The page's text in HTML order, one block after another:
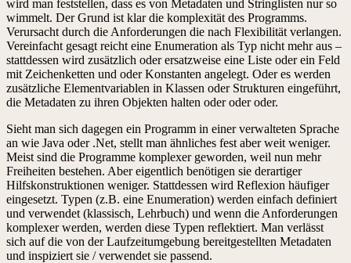
wird man feststellen, dass es von Metadaten und Stringlisten nur so
wimmelt. Der Grund ist klar die komplexität des Programms.
Verursacht durch die Anforderungen die nach Flexibilität verlangen.
Vereinfacht gesagt reicht eine Enumeration als Typ nicht mehr aus –
stattdessen wird zusätzlich oder ersatzweise eine Liste oder ein Feld
mit Zeichenketten und oder Konstanten angelegt. Oder es werden
zusätzliche Elementvariablen in Klassen oder Strukturen eingeführt,
die Metadaten zu ihren Objekten halten oder oder oder.
Sieht man sich dagegen ein Programm in einer verwalteten Sprache
an wie Java oder .Net, stellt man ähnliches fest aber weit weniger.
Meist sind die Programme komplexer geworden, weil nun mehr
Freiheiten bestehen. Aber eigentlich benötigen sie derartiger
Hilfskonstruktionen weniger. Stattdessen wird Reflexion häufiger
eingesetzt. Typen (z.B. eine Enumeration) werden einfach definiert
und verwendet (klassisch, Lehrbuch) und wenn die Anforderungen
komplexer werden, werden diese Typen reflektiert. Man verlässt
sich auf die von der Laufzeitumgebung bereitgestellten Metadaten
und inspiziert sie / verwendet sie passend.